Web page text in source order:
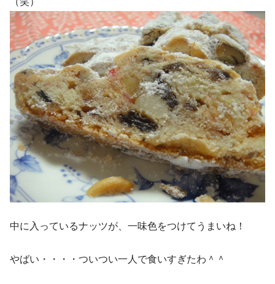
中に入っているナッツが、一味色をつけてうまいね！
やばい・・・・ついつい一人で食いすぎたわ＾＾